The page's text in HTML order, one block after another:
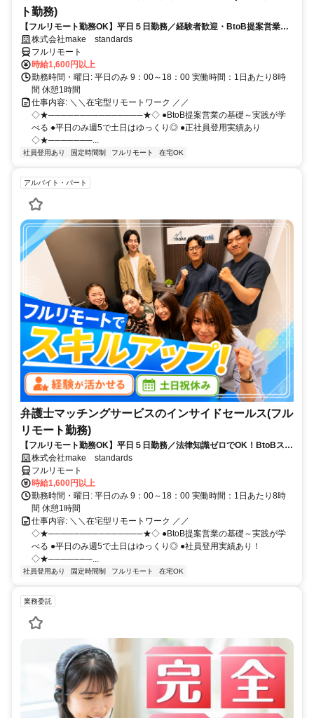
ト勤務)
【フルリモート勤務OK】平日５日勤務／経験者歓迎・BtoB提案営業で
スキルアップ
株式会社make standards
フルリモート
時給1,600円以上
勤務時間・曜日: 平日のみ 9：00～18：00 実働時間：1日あたり8時
間 休憩1時間
仕事内容: ＼＼在宅型リモートワーク ／／
◇★───────────────★◇ ●BtoB提案営業の基礎～実践が学
べる ●平日のみ週5で土日はゆっくり◎ ●正社員登用実績あり
◇★───────...
社員登用あり 固定時間制 フルリモート 在宅OK
アルバイト・パート
弁護士マッチングサービスのインサイドセールス(フル
リモート勤務)
【フルリモート勤務OK】平日５日勤務／法律知識ゼロでOK！BtoBスキ
ルが身につく営業職
株式会社make standards
フルリモート
時給1,600円以上
勤務時間・曜日: 平日のみ 9：00～18：00 実働時間：1日あたり8時
間 休憩1時間
仕事内容: ＼＼在宅型リモートワーク ／／
◇★───────────────★◇ ●BtoB提案営業の基礎～実践が学
べる ●平日のみ週5で土日はゆっくり◎ ●社員登用実績あり！
◇★───────...
社員登用あり 固定時間制 フルリモート 在宅OK
業務委託